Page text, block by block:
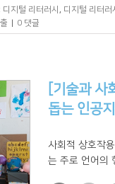
디지털 리터러시 , 디지털 리터러
0 댓글
[기술과
돕는 인공
사회적 상호작
는 주로 언어의